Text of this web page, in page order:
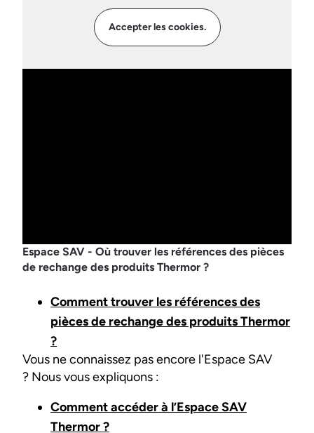
Accepter les cookies.
Espace SAV - Où trouver les références des pièces
de rechange des produits Thermor ?
Comment trouver les références des
pièces de rechange des produits Thermor
?
Vous ne connaissez pas encore l'Espace SAV
? Nous vous expliquons :
Comment accéder à l’Espace SAV
Thermor ?